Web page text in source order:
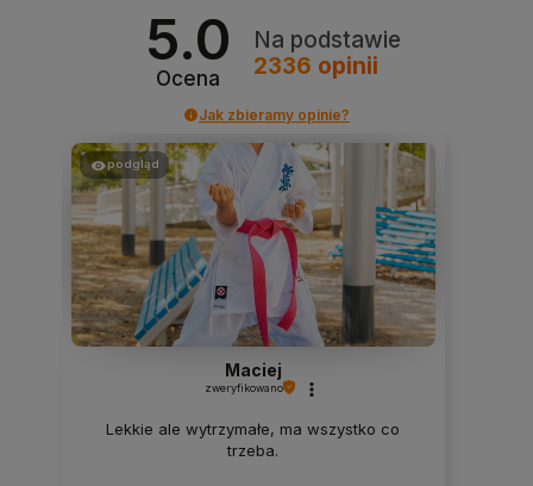
5.0
Ocena
Na podstawie
2336 opinii
Jak zbieramy opinie?
podgląd
Maciej
zweryfikowano
Lekkie ale wytrzymałe, ma wszystko co
trzeba.